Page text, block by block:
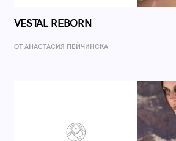
VESTAL REBORN
ОТ AНАСТАСИЯ ПЕЙЧИНСКА